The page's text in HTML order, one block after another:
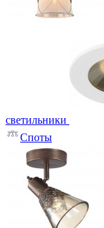
светильники
Споты